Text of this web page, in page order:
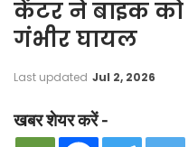
केंटर ने बाइक को
गंभीर घायल
Last updated Jul 2, 2026
खबर शेयर करें -